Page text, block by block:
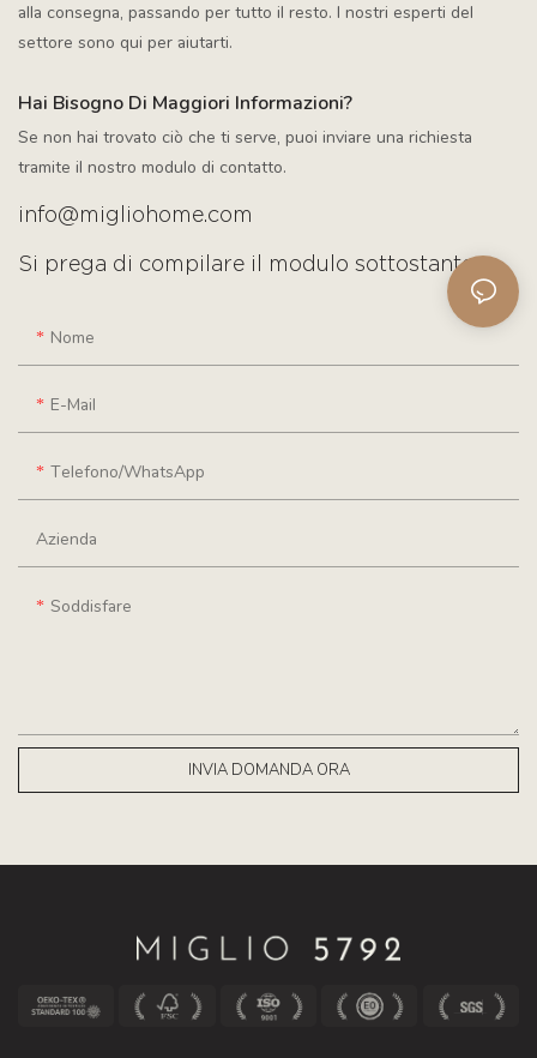
alla consegna, passando per tutto il resto. I nostri esperti del
settore sono qui per aiutarti.
Hai Bisogno Di Maggiori Informazioni?
Se non hai trovato ciò che ti serve, puoi inviare una richiesta
tramite il nostro modulo di contatto.
info@migliohome.com
Si prega di compilare il modulo sottostante.
Nome
E-Mail
Telefono/WhatsApp
Azienda
Soddisfare
INVIA DOMANDA ORA